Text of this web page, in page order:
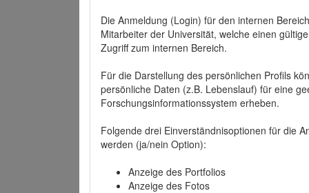
Die Anmeldung (Login) für den internen
Mitarbeiter der Universität, welche einen
Zugriff zum internen Bereich.
Für die Darstellung des persönlichen Profils
persönliche Daten (z.B. Lebenslauf) für eine
Forschungsinformationssystem erheben.
Folgende drei Einverständnisoptionen für die
werden (ja/nein Option):
Anzeige des Portfolios
Anzeige des Fotos